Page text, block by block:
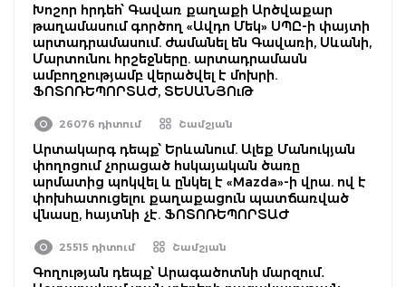
Խոշոր հրդեհ՝ Գավառ քաղաքի Արծվաքար
թաղամասում գործող «Ավդո Մեկ» ՍՊԸ-ի փայտի
արտադրամասում. ժամանել են Գավառի, Սևանի,
Մարտունու հրշեջները. արտադրամասն
ամբողջությամբ վերածվել է մոխրի.
ՖՈՏՈՌԵՊՈՐՏԱԺ, ՏԵՍԱՆՅՈւԹ
26076 դիտում Շամշյան
Արտակարգ դեպք՝ Երևանում. Ալեք Մանուկյան
փողոցում չորացած հսկայական ծառը
արմատից պոկվել և ընկել է «Mazda»-ի վրա. ով է
փոխհատուցելու քաղաքացուն պատճառված
վնասը, հայտնի չէ. ՖՈՏՈՌԵՊՈՐՏԱԺ
25515 դիտում Շամշյան
Գողության դեպք՝ Արագածոտնի մարզում․